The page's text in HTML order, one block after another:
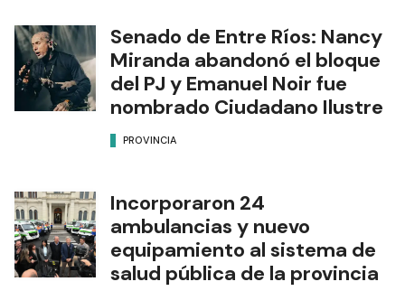
Senado de Entre Ríos: Nancy
Miranda abandonó el bloque
del PJ y Emanuel Noir fue
nombrado Ciudadano Ilustre
PROVINCIA
Incorporaron 24
ambulancias y nuevo
equipamiento al sistema de
salud pública de la provincia